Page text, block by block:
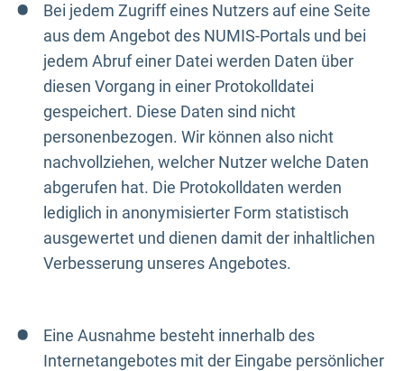
Bei jedem Zugriff eines Nutzers auf eine Seite
aus dem Angebot des NUMIS-Portals und bei
jedem Abruf einer Datei werden Daten über
diesen Vorgang in einer Protokolldatei
gespeichert. Diese Daten sind nicht
personenbezogen. Wir können also nicht
nachvollziehen, welcher Nutzer welche Daten
abgerufen hat. Die Protokolldaten werden
lediglich in anonymisierter Form statistisch
ausgewertet und dienen damit der inhaltlichen
Verbesserung unseres Angebotes.
Eine Ausnahme besteht innerhalb des
Internetangebotes mit der Eingabe persönlicher